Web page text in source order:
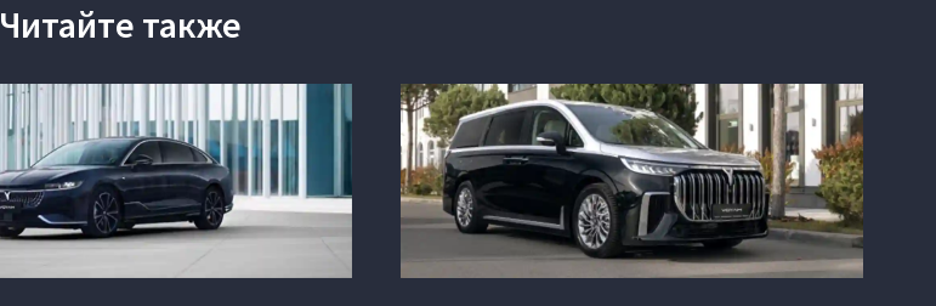
Читайте также